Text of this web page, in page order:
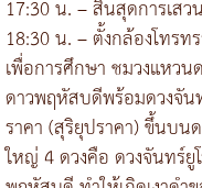
17:30 น. – สิ้นสุดการเสว
18:30 น. – ตั้งกล้องโทร
เพื่อการศึกษา ชมวงแหวน
ดาวพฤหัสบดีพร้อมดวงจั
ราคา (สุริยุปราคา) ขึ้นบ
ใหญ่ 4 ดวงคือ ดวงจันทร์ยู